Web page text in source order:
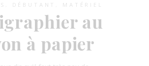
DÉBUTANT MATÉRIEL
au
à papier